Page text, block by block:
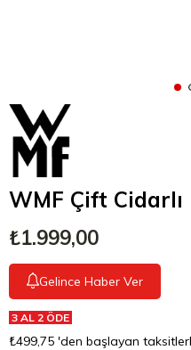
WMF Çift
₺1.999,00
Gelince Haber Ver
3 AL 2 ÖDE
₺499,75 'den başlayan